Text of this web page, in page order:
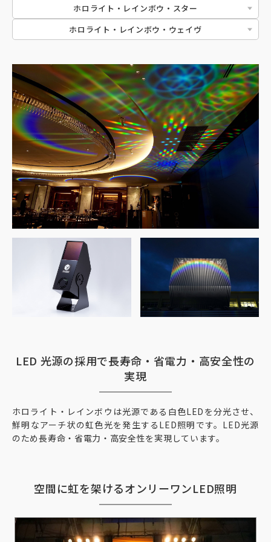
ホロライト・レインボウ・スター
ホロライト・レインボウ・ウェイヴ
LED 光源の採用で長寿命・省電力・高安全性の
実現
ホロライト・レインボウは光源である白色LEDを分光させ、
鮮明なアーチ状の虹色光を発生するLED照明です。LED光源
のため長寿命・省電力・高安全性を実現しています。
空間に虹を架けるオンリーワンLED照明